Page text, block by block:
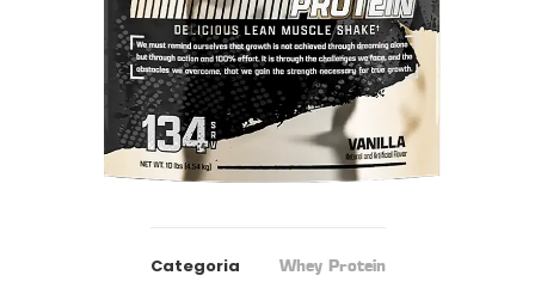
Categoria Whey Protein